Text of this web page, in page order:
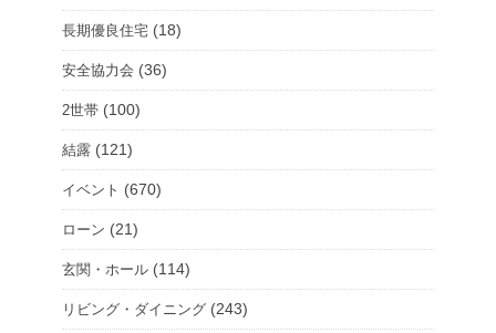
長期優良住宅 (18)
安全協力会 (36)
2世帯 (100)
結露 (121)
イベント (670)
ローン (21)
玄関・ホール (114)
リビング・ダイニング (243)